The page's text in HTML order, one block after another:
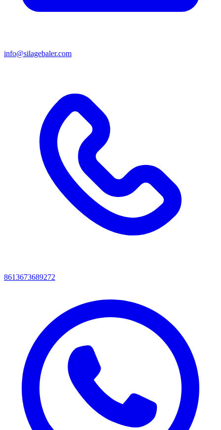
info@silagebaler.com
8613673689272